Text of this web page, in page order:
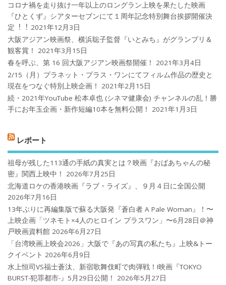
コロナ禍を⾛り抜け⼀年以上のロングラン上映を果たした映画
『ひとくず』シアターセブンにて１周年記念特別舞台挨拶開催決
定︕︕ 2021年12月3日
大阪アジアン映画祭、横浜聡子監督『いとみち』がグランプリ＆
観客賞！
2021年3月15日
春を呼ぶ、第 16 回大阪アジアン映画祭開催！
2021年3月4日
2/15（月）プラネット・プラス・ワンにてフィルム作品の歴史と
現在をつなぐ特別上映企画！
2021年2月15日
続・2021年YouTube 松本卓也 (シネマ健康会) チャンネルの乱！勝
手にお年玉企画・新作短編10本を無料公開！
2021年1月3日
レポート
祖母が残した113通の手紙の真実とは？映画『おばあちゃんの秘
密』関西上映中！
2026年7月25日
北海道ロケの香港映画『ラブ・ライズ』、９月４日に全国公開
2026年7月16日
13年ぶりに再編集版で蘇る大阪発『蒼白者 A Pale Woman』！〜
上映企画「ツネモト×4人のヒロイン プラスワン」〜6月28日＠神
戸映画資料館 2026年6月27日
「台湾映画上映会2026」大阪で『あの写真の私たち』上映&トー
クイベント 2026年6月9日
水上恒司VS福士蒼汰、新宿歌舞伎町で肉弾戦！!映画『TOKYO
BURST-犯罪都市-』5月29日公開！
2026年5月27日